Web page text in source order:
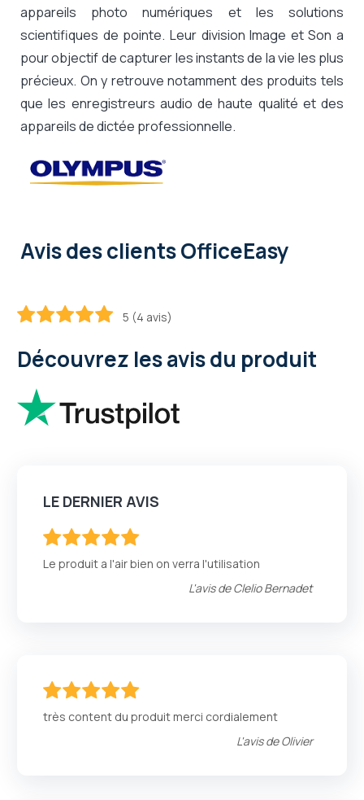
appareils photo numériques et les solutions
scientifiques de pointe. Leur division Image et Son a
pour objectif de capturer les instants de la vie les plus
précieux. On y retrouve notamment des produits tels
que les enregistreurs audio de haute qualité et des
appareils de dictée professionnelle.
Avis des clients OfficeEasy
5 (4 avis)
Découvrez les avis du produit
LE DERNIER AVIS
Le produit a l'air bien on verra l'utilisation
L'avis deClelio Bernadet
très content du produit merci cordialement
L'avis deOlivier